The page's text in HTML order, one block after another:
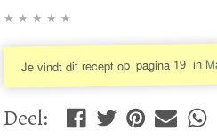
★ ★ ★ ★ ★
Je vindt dit recept op pagina 19 in
Deel: